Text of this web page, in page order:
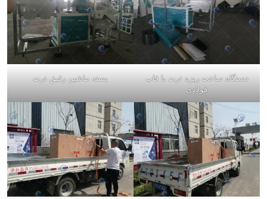
دستگاه ساخت ریزه ذرت با قاب
فولادی
بسته ماشین رقیق ذرت